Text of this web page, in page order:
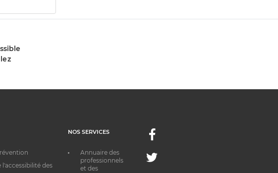
l'accessibilité des
NOS SERVICES
Annuaire des
professionnels
et des
Facebook
Twitter